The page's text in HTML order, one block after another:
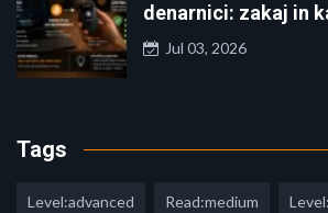
denarnici: zakaj in
Jul 03, 2026
Tags
Level:advanced Read:medium